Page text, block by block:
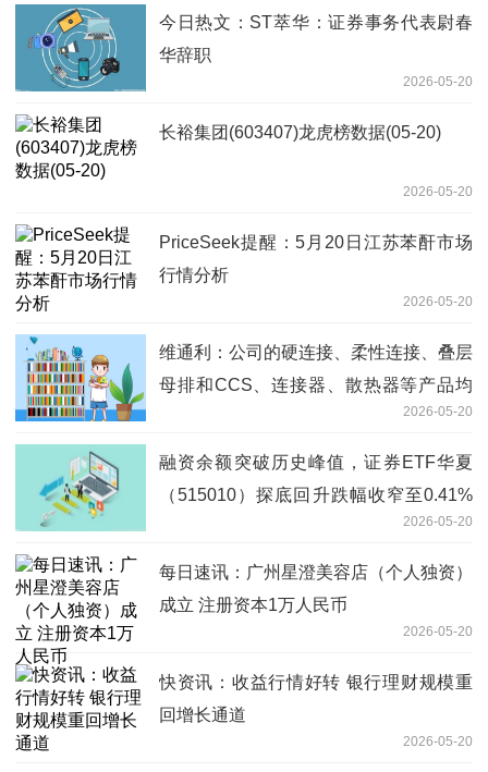
今日热文：ST萃华：证券事务代表尉春
华辞职
2026-05-20
长裕集团(603407)龙虎榜数据(05-20)
2026-05-20
PriceSeek提醒：5月20日江苏苯酐市场
行情分析
2026-05-20
维通利：公司的硬连接、柔性连接、叠层
母排和CCS、连接器、散热器等产品均
2026-05-20
融资余额突破历史峰值，证券ETF华夏
（515010）探底回升跌幅收窄至0.41%
2026-05-20
每日速讯：广州星澄美容店（个人独资）
成立 注册资本1万人民币
2026-05-20
快资讯：收益行情好转 银行理财规模重
回增长通道
2026-05-20